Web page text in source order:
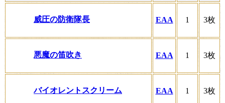
威圧の防衛隊長 EAA 1 3枚
悪魔の笛吹き EAA 1 3枚
バイオレントスクリーム EAA 1 3枚